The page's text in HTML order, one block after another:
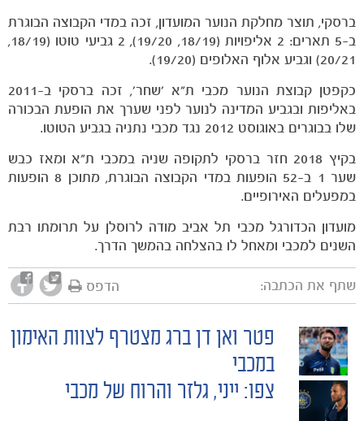
ברסקי, תוצר מחלקת הנוער המועדון, זכה במדי הקבוצה הבוגרת
ב-5 תארים: 2 אליפויות (18/19, 19/20), 2 גביעי טוטו (18/19,
20/21) וגביע אלוף האלופים (19/20).
כקפטן קבוצת הנוער מכבי ת"א 'שחר', זכה ברסקי ב-2011
באליפות ובגביע המדינה לנוער לפני שערך את הופעת הבכורה
שלו בבוגרים באוגוסט 2012 נגד מכבי נתניה בגביע הטוטו.
בקיץ 2018 חזר ברסקי לתקופה שניה במכבי ת"א ומאז כבש
שער 1 ב-52 הופעות במדי הקבוצה הבוגרת, מתוכן 8 הופעות
במפעלים האירופיים.
מועדון הכדורגל מכבי תל אביב מודה לרוסלן על תרומתו רבת
השנים למכבי ומאחל לו בהצלחה בהמשך הדרך.
שתף את הכתבה: הדפס
POST
NAVIGATION
פטר ואן דן ברג מצטרף לצוות האימון
במכבי
צפו: ייני, גלזר והרוח של מכבי